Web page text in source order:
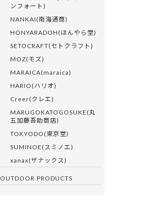
ンフォート)
NANKAI(南海通商)
HONYARADOH(ほんやら堂)
SETOCRAFT(セトクラフト)
MOZ(モズ)
MARAICA(maraica)
HARIO(ハリオ)
Creer(クレエ)
MARUGOKATOGOSUKE(丸
五加藤吾助商店)
TOKYODO(東京堂)
SUMINOE(スミノエ)
xanax(ザナックス)
OUTDOOR PRODUCTS